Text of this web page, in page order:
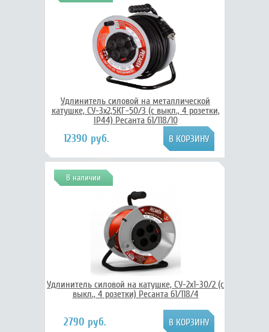
Удлинитель силовой на металлической
катушке, СУ-3х2,5КГ-50/3 (с выкл., 4 розетки,
IP44) Ресанта 61/118/10
12390 руб.
В наличии
Удлинитель силовой на катушке, СУ-2х1-30/2 (с
выкл., 4 розетки) Ресанта 61/118/4
2790 руб.